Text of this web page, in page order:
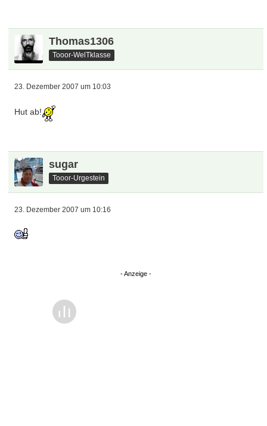
Thomas1306
Tooor-WelTklasse
23. Dezember 2007 um 10:03
Hut ab!
sugar
Tooor-Urgestein
23. Dezember 2007 um 10:16